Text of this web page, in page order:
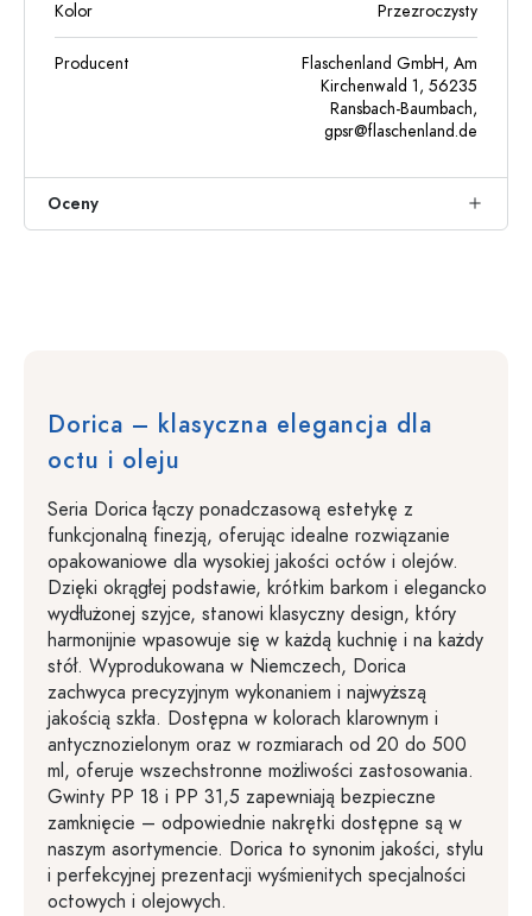
Kolor Przezroczysty
Producent
Flaschenland GmbH, Am
Kirchenwald 1, 56235
Ransbach-Baumbach,
gpsr@flaschenland.de
Oceny
Dorica – klasyczna elegancja dla
octu i oleju
Seria Dorica łączy ponadczasową estetykę z
funkcjonalną finezją, oferując idealne rozwiązanie
opakowaniowe dla wysokiej jakości octów i olejów.
Dzięki okrągłej podstawie, krótkim barkom i elegancko
wydłużonej szyjce, stanowi klasyczny design, który
harmonijnie wpasowuje się w każdą kuchnię i na każdy
stół. Wyprodukowana w Niemczech, Dorica
zachwyca precyzyjnym wykonaniem i najwyższą
jakością szkła. Dostępna w kolorach klarownym i
antycznozielonym oraz w rozmiarach od 20 do 500
ml, oferuje wszechstronne możliwości zastosowania.
Gwinty PP 18 i PP 31,5 zapewniają bezpieczne
zamknięcie – odpowiednie nakrętki dostępne są w
naszym asortymencie. Dorica to synonim jakości, stylu
i perfekcyjnej prezentacji wyśmienitych specjalności
octowych i olejowych.